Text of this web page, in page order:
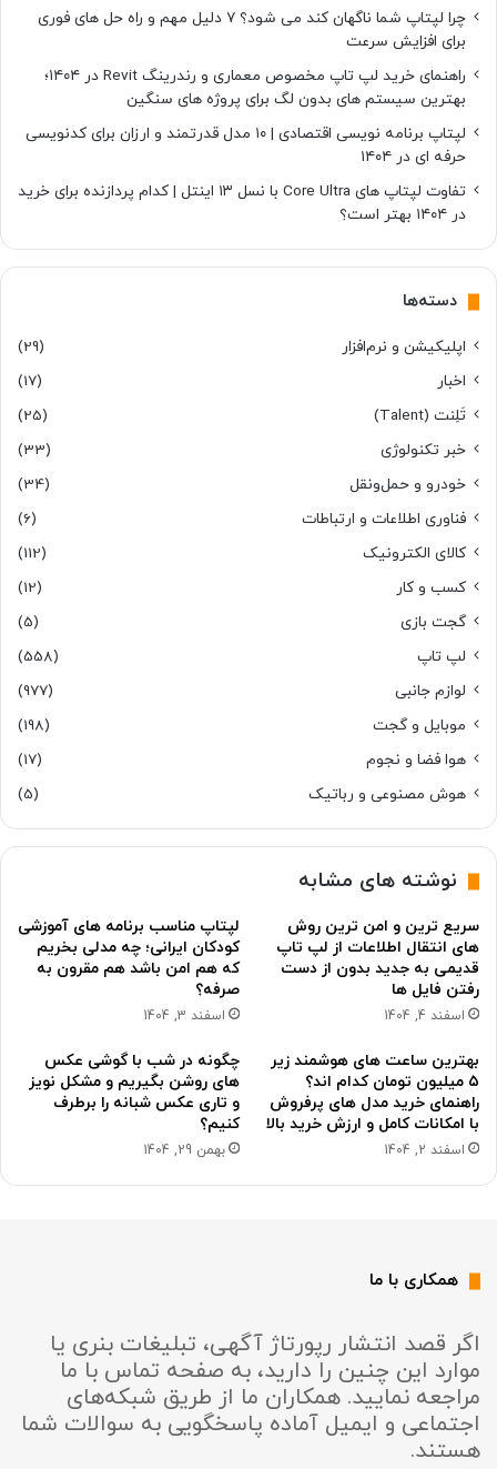
چرا لپتاپ شما ناگهان کند می شود؟ ۷ دلیل مهم و راه حل های فوری
برای افزایش سرعت
راهنمای خرید لپ تاپ مخصوص معماری و رندرینگ Revit در ۱۴۰۴؛
بهترین سیستم های بدون لگ برای پروژه های سنگین
لپتاپ برنامه نویسی اقتصادی | ۱۰ مدل قدرتمند و ارزان برای کدنویسی
حرفه ای در ۱۴۰۴
تفاوت لپتاپ های Core Ultra با نسل ۱۳ اینتل | کدام پردازنده برای خرید
در ۱۴۰۴ بهتر است؟
دسته‌ها
اپلیکیشن و نرم‌افزار
(29)
اخبار
(17)
تَلِنت (Talent)
(25)
خبر تکنولوژی
(33)
خودرو و حمل‌و‌نقل
(34)
فناوری اطلاعات و ارتباطات
(6)
کالای الکترونیک
(112)
کسب و کار
(12)
گجت بازی
(5)
لپ تاپ
(558)
لوازم جانبی
(977)
موبایل و گجت
(198)
هوا فضا و نجوم
(17)
هوش مصنوعی و رباتیک
(5)
نوشته های مشابه
سریع ترین و امن ترین روش
های انتقال اطلاعات از لپ تاپ
قدیمی به جدید بدون از دست
رفتن فایل ها
اسفند 4, 1404
لپتاپ مناسب برنامه های آموزشی
کودکان ایرانی؛ چه مدلی بخریم
که هم امن باشد هم مقرون به
صرفه؟
اسفند 3, 1404
بهترین ساعت های هوشمند زیر
۵ میلیون تومان کدام اند؟
راهنمای خرید مدل های پرفروش
با امکانات کامل و ارزش خرید بالا
اسفند 2, 1404
چگونه در شب با گوشی عکس
های روشن بگیریم و مشکل نویز
و تاری عکس شبانه را برطرف
کنیم؟
بهمن 29, 1404
همکاری با ما
اگر قصد انتشار رپورتاژ آگهی، تبلیغات بنری یا
موارد این چنین را دارید، به صفحه تماس با ما
مراجعه نمایید. همکاران ما از طریق شبکه‌های
اجتماعی و ایمیل آماده پاسخگویی به سوالات شما
هستند.